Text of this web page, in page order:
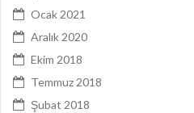
Ocak 2021
Aralık 2020
Ekim 2018
Temmuz 2018
Şubat 2018